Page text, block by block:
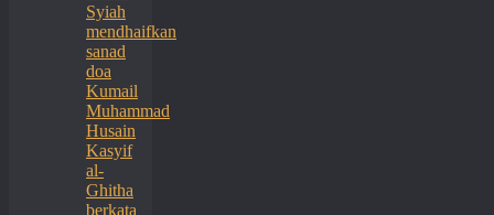
Syiah
mendhaifkan
sanad
doa
Kumail
Muhammad
Husain
Kasyif
al-
Ghitha
berkata